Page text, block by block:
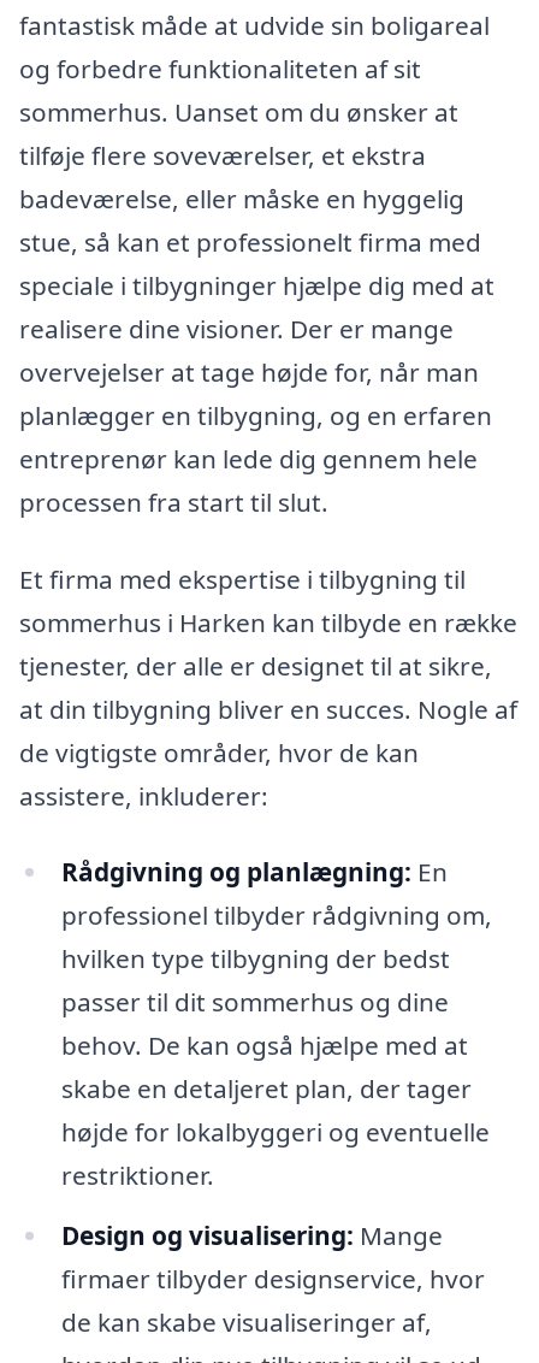
fantastisk måde at udvide sin boligareal
og forbedre funktionaliteten af sit
sommerhus. Uanset om du ønsker at
tilføje flere soveværelser, et ekstra
badeværelse, eller måske en hyggelig
stue, så kan et professionelt firma med
speciale i tilbygninger hjælpe dig med at
realisere dine visioner. Der er mange
overvejelser at tage højde for, når man
planlægger en tilbygning, og en erfaren
entreprenør kan lede dig gennem hele
processen fra start til slut.
Et firma med ekspertise i tilbygning til
sommerhus i Harken kan tilbyde en række
tjenester, der alle er designet til at sikre,
at din tilbygning bliver en succes. Nogle af
de vigtigste områder, hvor de kan
assistere, inkluderer:
Rådgivning og planlægning: En
professionel tilbyder rådgivning om,
hvilken type tilbygning der bedst
passer til dit sommerhus og dine
behov. De kan også hjælpe med at
skabe en detaljeret plan, der tager
højde for lokalbyggeri og eventuelle
restriktioner.
Design og visualisering: Mange
firmaer tilbyder designservice, hvor
de kan skabe visualiseringer af,